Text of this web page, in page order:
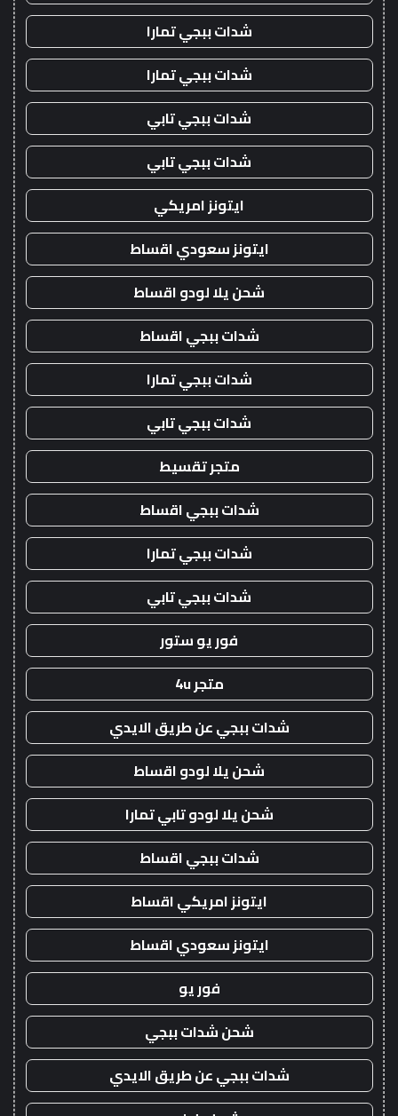
شدات ببجي تمارا
شدات ببجي تمارا
شدات ببجي تابي
شدات ببجي تابي
ايتونز امريكي
ايتونز سعودي اقساط
شحن يلا لودو اقساط
شدات ببجي اقساط
شدات ببجي تمارا
شدات ببجي تابي
متجر تقسيط
شدات ببجي اقساط
شدات ببجي تمارا
شدات ببجي تابي
فور يو ستور
متجر 4u
شدات ببجي عن طريق الايدي
شحن يلا لودو اقساط
شحن يلا لودو تابي تمارا
شدات ببجي اقساط
ايتونز امريكي اقساط
ايتونز سعودي اقساط
فور يو
شحن شدات ببجي
شدات ببجي عن طريق الايدي